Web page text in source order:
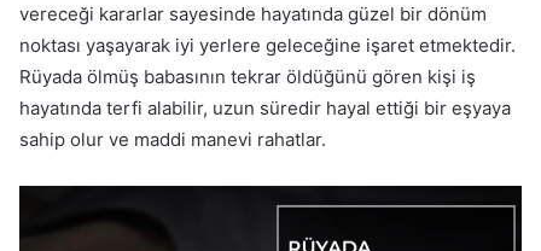
vereceği kararlar sayesinde hayatında güzel bir dönüm
noktası yaşayarak iyi yerlere geleceğine işaret etmektedir.
Rüyada ölmüş babasının tekrar öldüğünü gören kişi iş
hayatında terfi alabilir, uzun süredir hayal ettiği bir eşyaya
sahip olur ve maddi manevi rahatlar.